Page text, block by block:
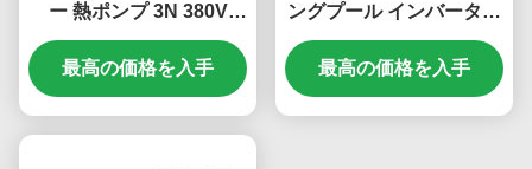
ー 熱ポンプ 3N 380V
50Hz 電源
最高の価格を入手
ングプール インバーター
空気源熱ポンプ 防腐
最高の価格を入手